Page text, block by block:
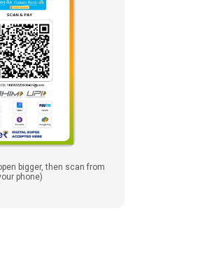
bigger, then scan from
phone)